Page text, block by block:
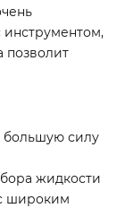
инструментом,
позволит
большую силу
жидкости
широким